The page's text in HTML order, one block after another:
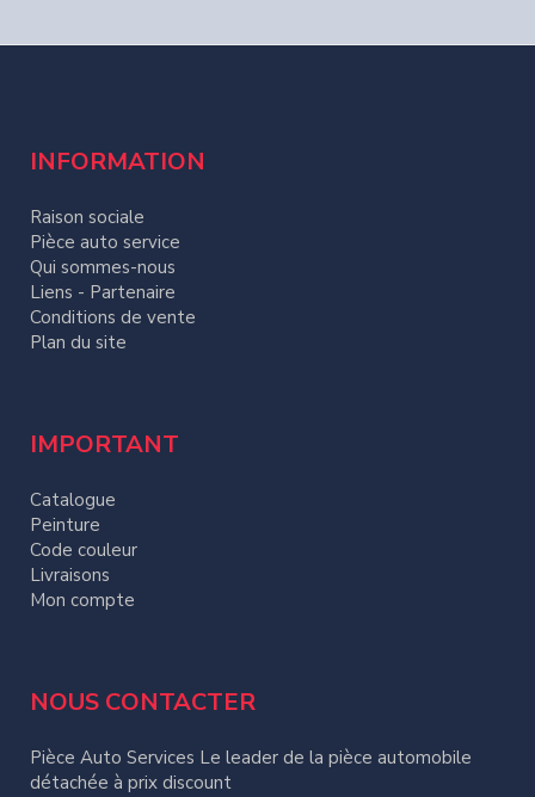
INFORMATION
Raison sociale
Pièce auto service
Qui sommes-nous
Liens - Partenaire
Conditions de vente
Plan du site
IMPORTANT
Catalogue
Peinture
Code couleur
Livraisons
Mon compte
NOUS CONTACTER
Pièce Auto Services Le leader de la pièce automobile
détachée à prix discount